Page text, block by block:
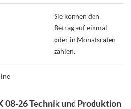
Sie können den
Betrag auf einmal
oder in Monatsraten
zahlen.
08-26 Technik und Produktion